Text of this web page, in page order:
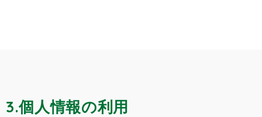
3.個人情報の利用